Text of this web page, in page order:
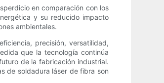
en comparación con los
y su reducido impacto
ambientales.
precisión, versatilidad,
que la tecnología continúa
de la fabricación industrial.
de soldadura láser de fibra son